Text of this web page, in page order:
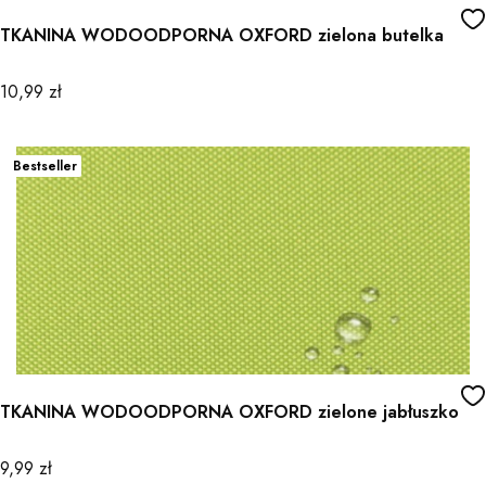
TKANINA WODOODPORNA OXFORD zielona butelka
Cena
10,99 zł
Bestseller
TKANINA WODOODPORNA OXFORD zielone jabłuszko
Cena
9,99 zł